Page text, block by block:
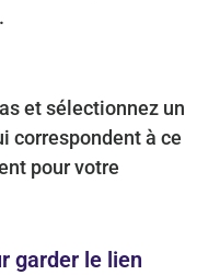
et sélectionnez un
correspondent à ce
pour votre
garder le lien